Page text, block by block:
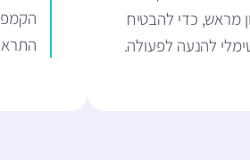
מראש, כדי להבטיח
להנעה לפעולה.